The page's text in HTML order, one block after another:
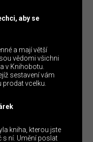
aby se
a mají větší
vědomi všichni
v Knihobotu.
sestavení vám
vcelku.
kniha, kterou jste
s ní. Umění poslat